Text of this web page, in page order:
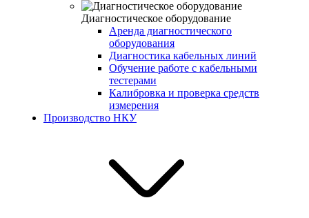
Диагностическое оборудование
Аренда диагностического
оборудования
Диагностика кабельных линий
Обучение работе с кабельными
тестерами
Калибровка и проверка средств
измерения
Производство НКУ